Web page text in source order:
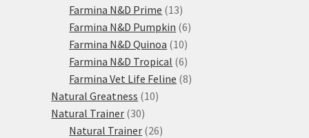
produktů
Farmina N&D Prime 1313
produktů
Farmina N&D Pumpkin 66
Farmina N&D Quinoa 1010
produktů
Farmina N&D Tropical 66
produktů
Farmina Vet Life Feline 88
Natural Greatness 1010
Natural Trainer 3030
produktů
Natural Trainer 2626